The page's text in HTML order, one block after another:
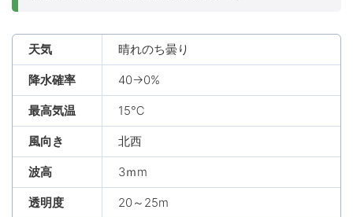
天気 晴れのち曇り
降水確率 40→0%
最高気温 15℃
風向き 北西
波高 3ｍm
透明度 20～25m